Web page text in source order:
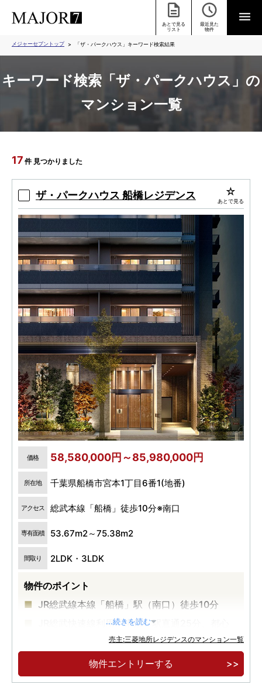
あとで見る
リスト
最近見た
物件
メジャーセブントップ 「ザ・パークハウス」キーワード検索結果
キーワード検索「ザ・パークハウス」の
マンション一覧
17 件 見つかりました
ザ・パークハウス 船橋レジデンス あとで見る
価格 58,580,000円～85,980,000円
所在地 千葉県船橋市宮本1丁目6番1(地番)
アクセス 総武本線「船橋」徒歩10分※南口
専有面積 53.67m2～75.38m2
間取り 2LDK・3LDK
物件のポイント
JR総武線本線「船橋」駅（南口）徒歩10分
JR総武快速線利用「東京」駅直通25分、都心
の主要駅へダイレクトアクセス
来場予約受付中
...続きを読む
売主:三菱地所レジデンスのマンション一覧
物件エントリーする